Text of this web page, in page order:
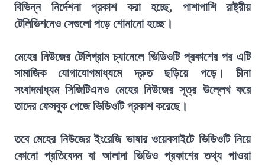
বিভিন্ন নির্দেশনা প্রকাশ করা হচ্ছে, পাশাপাশি রাষ্ট্রীয়
টেলিভিশনেও সেগুলো পড়ে শোনানো হচ্ছে।
মেহের নিউজের টেলিগ্রাম চ্যানেলে ভিডিওটি প্রকাশের পর এটি
সামাজিক যোগাযোগমাধ্যমে দ্রুত ছড়িয়ে পড়ে। চীনা
সংবাদমাধ্যম সিজিটিএনও মেহের নিউজের সূত্র উল্লেখ করে
তাদের ফেসবুক পেজে ভিডিওটি প্রকাশ করেছে।
তবে মেহের নিউজের ইংরেজি ভাষার ওয়েবসাইটে ভিডিওটি নিয়ে
কোনো প্রতিবেদন বা আলাদা ভিডিও প্রকাশের তথ্য পাওয়া